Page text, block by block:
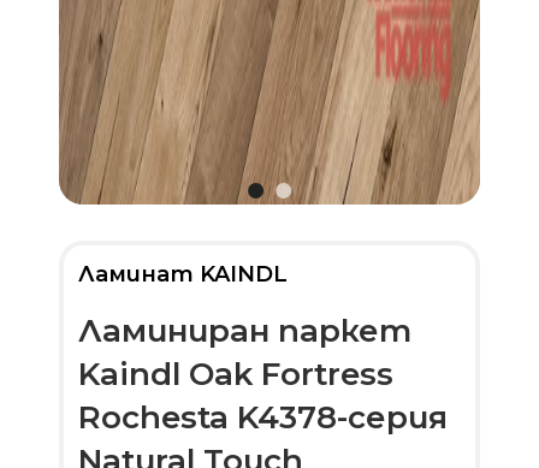
Ламинат KAINDL
Ламиниран паркет
Kaindl Oak Fortress
Rochesta K4378-серия
Natural Touch